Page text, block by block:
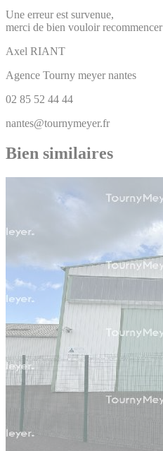
Une erreur est survenue,
merci de bien vouloir recommencer
Axel RIANT
Agence Tourny meyer nantes
02 85 52 44 44
nantes@tournymeyer.fr
Bien similaires